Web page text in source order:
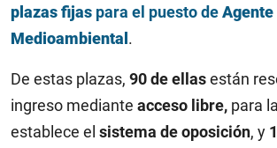
plazas fijas para el puesto deAgente
Medioambiental .
De estas plazas, 90 de ellasestán
ingreso mediante acceso libre, para
establece el sistema de oposición, y